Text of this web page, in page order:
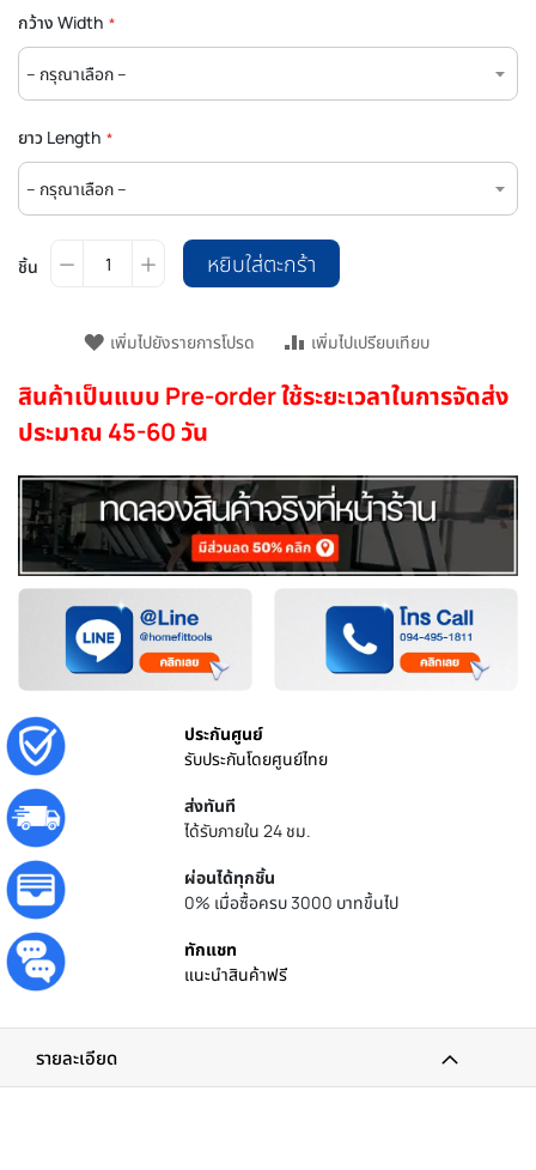
กว้าง Width
ยาว Length
ชิ้น หยิบใส่ตะกร้า
เพิ่มไปยังรายการโปรด เพิ่มไปเปรียบเทียบ
สินค้าเป็นแบบ Pre-order ใช้ระยะเวลาในการจัดส่ง
ประมาณ 45-60 วัน
ประกันศูนย์
รับประกันโดยศูนย์ไทย
ส่งทันที
ได้รับภายใน 24 ชม.
ผ่อนได้ทุกชิ้น
0% เมื่อซื้อครบ 3000 บาทขึ้นไป
ทักแชท
แนะนำสินค้าฟรี
รายละเอียด